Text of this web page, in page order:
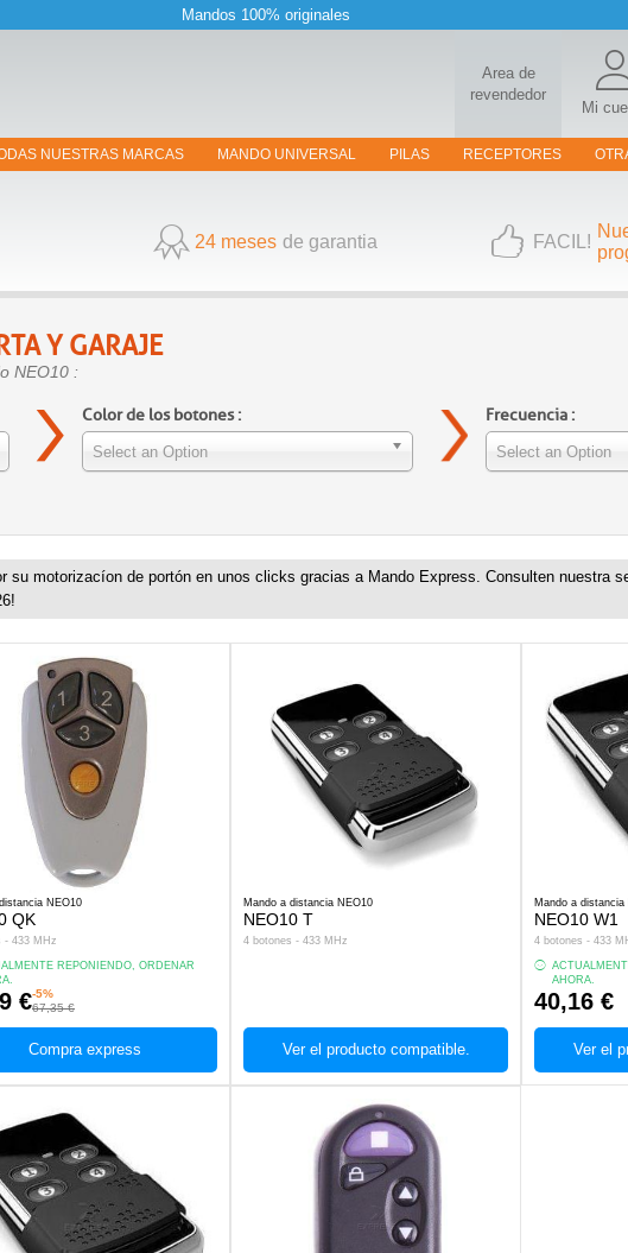
Mandos 100% originales
Area de
revendedor
Mi
NUESTRAS MARCAS MANDO UNIVERSAL PILAS RECEPTORES
24 meses de garantia FACIL!
Y GARAJE
NEO10 :
Color de los botones :
Select an Option
Frecuencia :
Select an Option
su motorizacíon de portón en unos clicks gracias a Mando Express. Consulten nuestra
NEO10
QK
- 433 MHz
REPONIENDO, ORDENAR
€-5%
67,35 €
Compra express
Mando a distancia NEO10
NEO10 T
4 botones - 433 MHz
Ver el producto compatible.
Mando a distancia
NEO10 W1
4 botones - 433
AHORA.
40,16 €
Ver el